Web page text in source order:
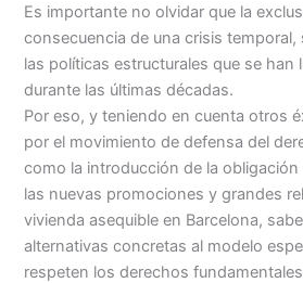
Es importante no olvidar que la
consecuencia de una crisis temporal,
las políticas estructurales que se han
durante las últimas décadas.
Por eso, y teniendo en cuenta otros
por el movimiento de defensa del
como la introducción de la
las nuevas promociones y grandes
vivienda asequible en Barcelona,
alternativas concretas al modelo
respeten los derechos